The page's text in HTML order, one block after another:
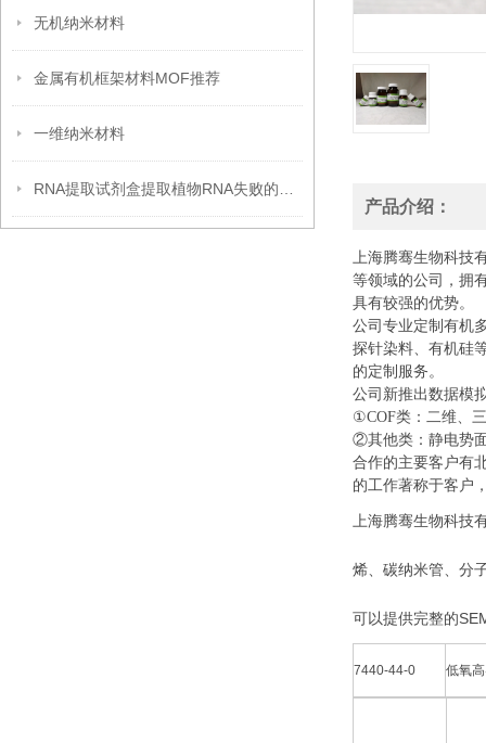
无机纳米材料
金属有机框架材料MOF推荐
一维纳米材料
产品介绍：
上海腾骞生物科技
等领域的公司，拥
具有较强的优势。
公司专业定制有机
探针染料、有机硅
的定制服务。
公司新推出数据模
①COF类：二维、
②其他类：静电势
合作的主要客户有
的工作著称于客户
上海腾骞生物科
烯、碳纳米管、分
可以提供完整的
7440-44-0 低氧